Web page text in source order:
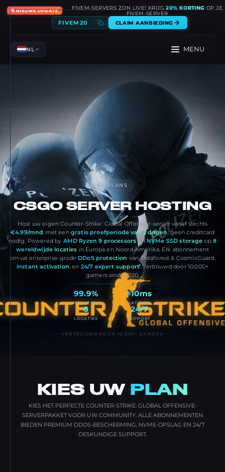
🔥NIEUWE UPDATE FIVEM-SERVERS ZIJN LIVE! KRIJG20% KORTING OP JE
FIVEM-SERVER
FIVEM20 CLAIM AANBIEDING
NL MENU
01 -PLANS
CSGO SERVER HOSTING
Host uw eigen Counter-Strike: Global Offensive-server vanaf slechts
€4.99/mnd met een gratis proefperiode van 2 dagen, geen creditcard
nodig. Powered by AMD Ryzen 9 processorsen NVMe SSD storage op8
wereldwijde locaties in Europa en Noord-Amerika. Elk abonnement
omvat enterprise-grade DDoS protection van Dataforest & CosmicGuard,
instant activation, en 24/7 expert support. Vertrouwd door 10,000+
gamers sinds 2020.
99.9%
UPTIME SLA
<10ms
LATENCY
8
LOCATIES
24/7
SUPPORT
VERTROUWD DOOR 10,000+ GAMERS
KIES UW PLAN
KIES HET PERFECTE COUNTER-STRIKE: GLOBAL OFFENSIVE-
SERVERPAKKET VOOR UW COMMUNITY. ALLE ABONNEMENTEN
BIEDEN PREMIUM DDOS-BESCHERMING, NVME-OPSLAG EN 24/7
DESKUNDIGE SUPPORT.